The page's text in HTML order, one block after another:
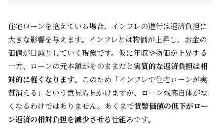
住宅ローンを抱えている場合、インフレの進行は返済負担に
大きな影響を与えます。インフレとは物価が上昇し、お金の
価値が目減りしていく現象です。仮に年収や物価が上昇する
一方、ローンの元本額がそのままだと実質的な返済負担は相
対的に軽くなります。このため「インフレで住宅ローンが実
質消える」という意見も見かけますが、ローン残高自体がな
くなるわけではありません。あくまで貨幣価値の低下がロー
ン返済の相対負担を減少させる仕組みです。